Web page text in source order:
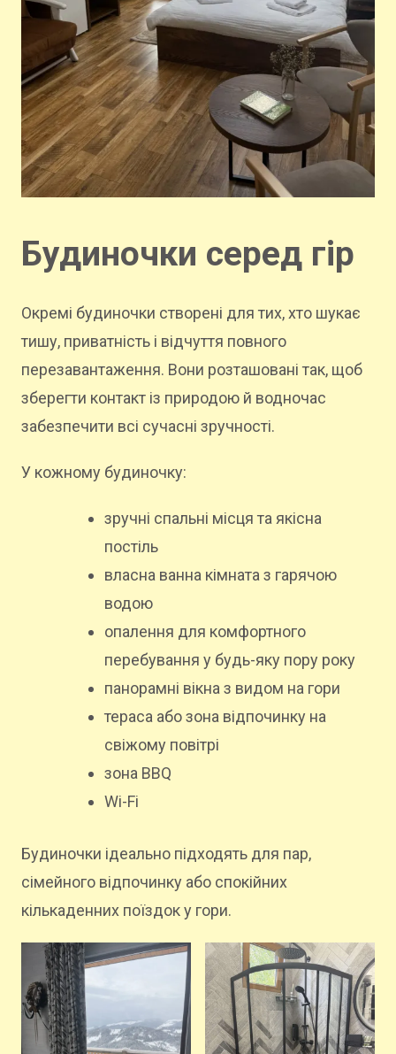
Будиночки серед гір
Окремі будиночки створені для тих, хто шукає
тишу, приватність і відчуття повного
перезавантаження. Вони розташовані так, щоб
зберегти контакт із природою й водночас
забезпечити всі сучасні зручності.
У кожному будиночку:
зручні спальні місця та якісна
постіль
власна ванна кімната з гарячою
водою
опалення для комфортного
перебування у будь-яку пору року
панорамні вікна з видом на гори
тераса або зона відпочинку на
свіжому повітрі
зона BBQ
Wi-Fi
Будиночки ідеально підходять для пар,
сімейного відпочинку або спокійних
кількаденних поїздок у гори.